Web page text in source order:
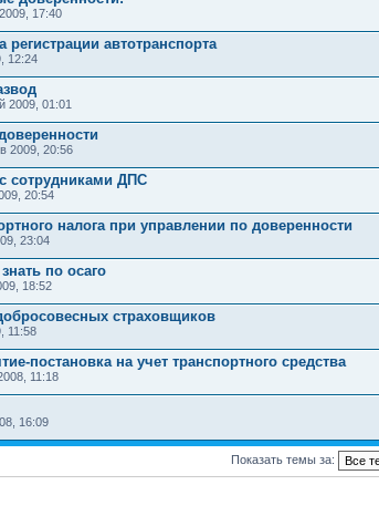
17:40
регистрации автотранспорта
12:24
2009, 01:01
2009, 20:56
сотрудниками ДПС
20:54
налога при управлении по доверенности
23:04
по осаго
18:52
страховщиков
11:58
постановка на учет транспортного средства
11:18
16:09
Показать темы за: